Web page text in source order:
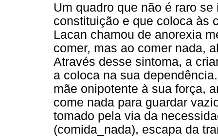
Um quadro que não é raro
constituição e que coloca às
Lacan chamou de anorexia
comer, mas ao comer nada,
Através desse sintoma, a
a coloca na sua
mãe onipotente à sua força,
come nada para guardar
tomado pela via da
(comida_nada), escapa da